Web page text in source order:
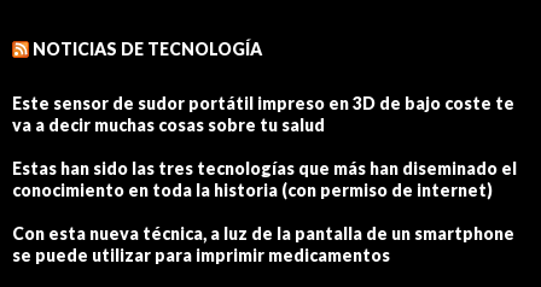
NOTICIAS DE TECNOLOGÍA
Este sensor de sudor portátil impreso en 3D de bajo coste te
va a decir muchas cosas sobre tu salud
Estas han sido las tres tecnologías que más han diseminado el
conocimiento en toda la historia (con permiso de internet)
Con esta nueva técnica, a luz de la pantalla de un smartphone
se puede utilizar para imprimir medicamentos